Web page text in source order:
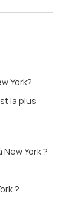
York?
la plus
York ?
?